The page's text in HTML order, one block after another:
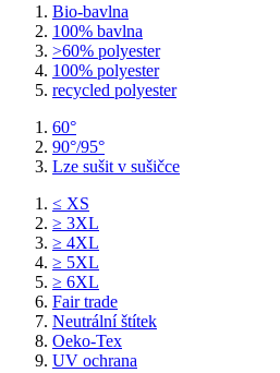
Bio-bavlna
100% bavlna
>60% polyester
100% polyester
recycled polyester
60°
90°/95°
Lze sušit v sušičce
≤ XS
≥ 3XL
≥ 4XL
≥ 5XL
≥ 6XL
Fair trade
Neutrální štítek
Oeko-Tex
UV ochrana